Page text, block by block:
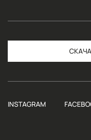
INSTAGRAM